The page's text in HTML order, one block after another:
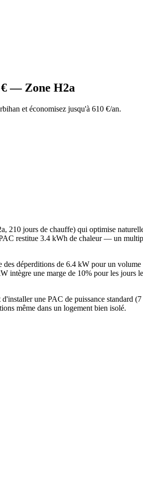
€ — Zone H2a
et économisez jusqu'à 610 €/an.
jours de chauffe) qui optimise
restitue 3.4 kWh de chaleur — un
déperditions de 6.4 kW pour un
intègre une marge de 10% pour les
une PAC de puissance standard
même dans un logement bien isolé.